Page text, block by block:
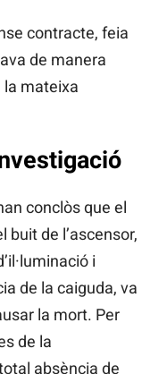
contracte, feia
de manera
la mateixa
conclòs que el
buit de l’ascensor,
i
de la caiguda, va
la mort. Per
de la
absència de